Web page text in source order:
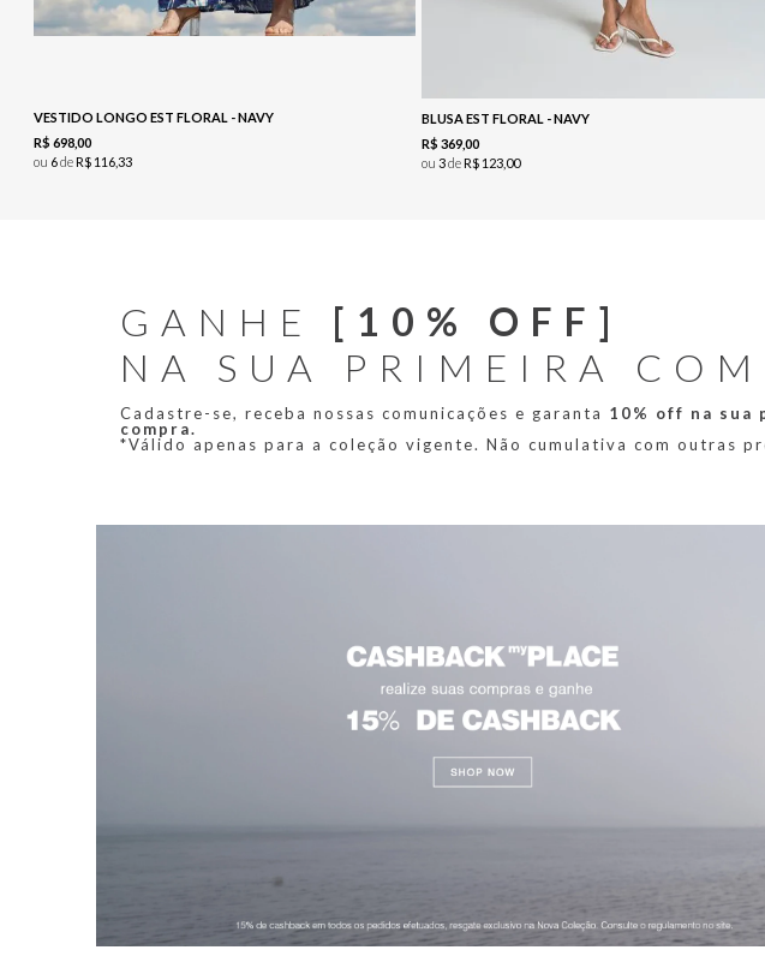
VESTIDO LONGO EST FLORAL - NAVY
R$ 698,00
ou 6deR$ 116,33
BLUSA EST FLORAL - NAVY
R$ 369,00
ou3deR$ 123 00
GANHE [10% OFF]
NA SUA PRIMEIRA
Cadastre-se, receba nossas comunicações e garanta 10% off na sua
compra.
*Válido apenas para a coleção vigente. Não cumulativa com outras